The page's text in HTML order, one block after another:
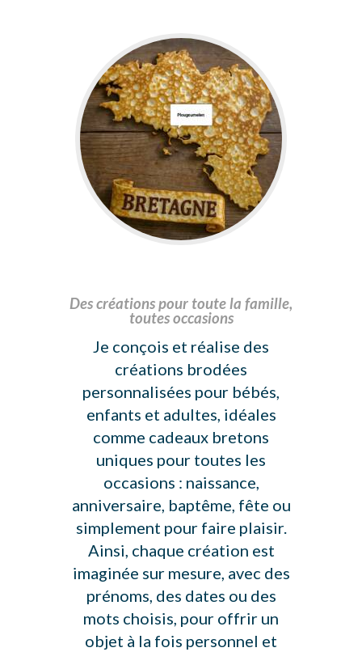
Des créations pour toute la famille,
toutes occasions
Je conçois et réalise des
créations brodées
personnalisées pour bébés,
enfants et adultes, idéales
comme cadeaux bretons
uniques pour toutes les
occasions : naissance,
anniversaire, baptême, fête ou
simplement pour faire plaisir.
Ainsi, chaque création est
imaginée sur mesure, avec des
prénoms, des dates ou des
mots choisis, pour offrir un
objet à la fois personnel et